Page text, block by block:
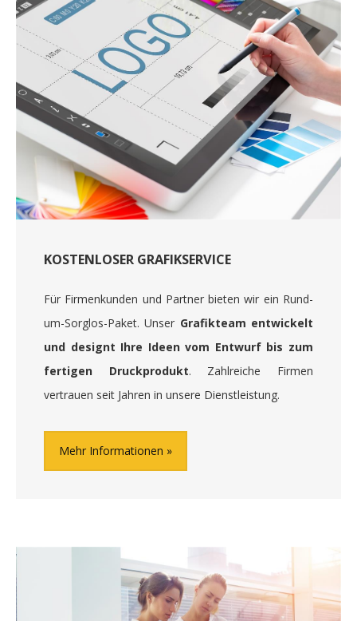
KOSTENLOSER GRAFIKSERVICE
Für Firmenkunden und Partner bieten wir ein Rund-
um-Sorglos-Paket. Unser Grafikteam entwickelt
und designt Ihre Ideen vom Entwurf bis zum
fertigen Druckprodukt. Zahlreiche Firmen
vertrauen seit Jahren in unsere Dienstleistung.
Mehr Informationen